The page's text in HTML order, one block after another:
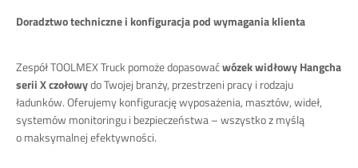
Doradztwo techniczne i konfiguracja pod wymagania klienta
Zespół TOOLMEX Truck pomoże dopasowaćwózek widłowy Hangcha
serii X czołowydo Twojej branży, przestrzeni pracy i rodzaju
ładunków. Oferujemy konfigurację wyposażenia, masztów, wideł,
systemów monitoringu i bezpieczeństwa – wszystko z myślą
o maksymalnej efektywności.